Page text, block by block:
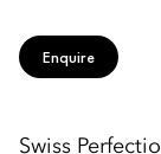
Enquire
Swiss